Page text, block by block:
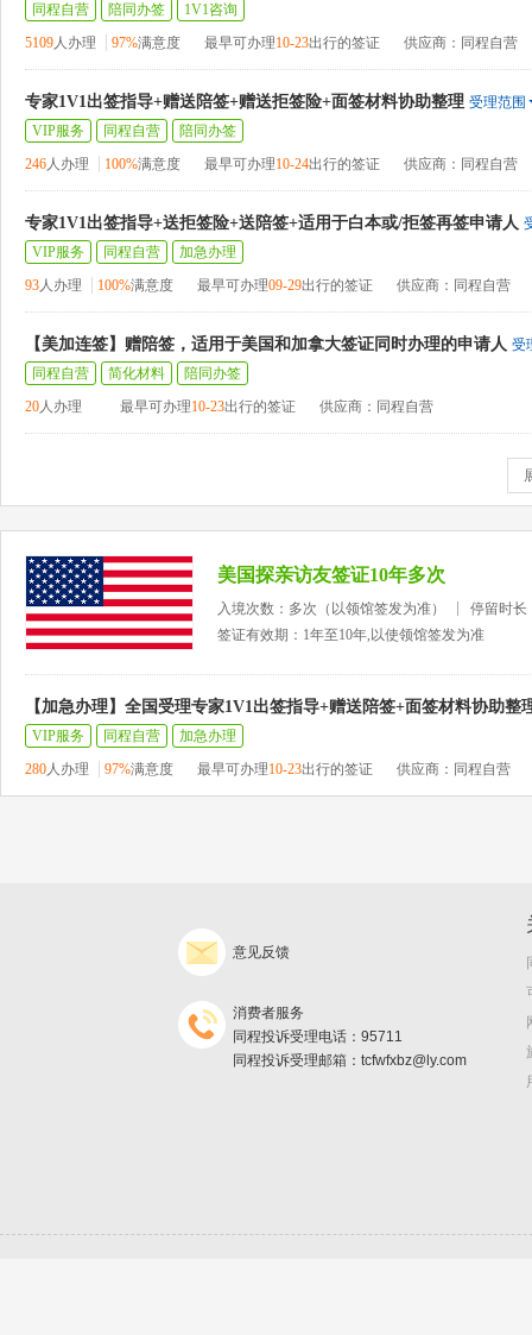
同程自营
陪同办签
1V1咨询
5109人办理 97%满意度 最早可办理10-23出行的签证 供应商：同程自营
专家1V1出签指导+赠送陪签+赠送拒签险+面签材料协助整理 受理范围
VIP服务
同程自营
陪同办签
246人办理 100%满意度 最早可办理10-24出行的签证 供应商：同程自营
专家1V1出签指导+送拒签险+送陪签+适用于白本或/拒签再签申请人
VIP服务
同程自营
加急办理
93人办理 100%满意度 最早可办理09-29出行的签证 供应商：同程自营
【美加连签】赠陪签，适用于美国和加拿大签证同时办理的申请人 受
同程自营
简化材料
陪同办签
20人办理 最早可办理10-23出行的签证 供应商：同程自营
美国探亲访友签证10年多次
入境次数：多次（以领馆签发为准）
停留时长
签证有效期：1年至10年,以使领馆签发为准
【加急办理】全国受理专家1V1出签指导+赠送陪签+面签材料协助整
VIP服务 同程自营
加急办理
280人办理 97%满意度 最早可办理10-23出行的签证 供应商：同程自营
意见反馈
消费者服务
同程投诉受理电话：95711
同程投诉受理邮箱：tcfwfxbz@ly.com